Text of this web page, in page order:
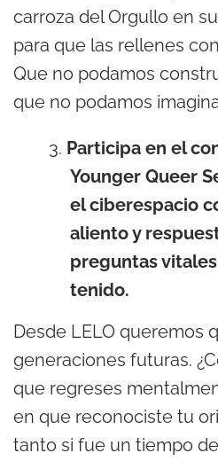
carroza del Orgullo en
para que las rellenes
Que no podamos
que no podamos
Participa en el
Younger Queer
el ciberespacio
aliento y
preguntas
tenido.
Desde LELO queremos
generaciones futuras.
que regreses
en que reconociste tu
tanto si fue un tiempo